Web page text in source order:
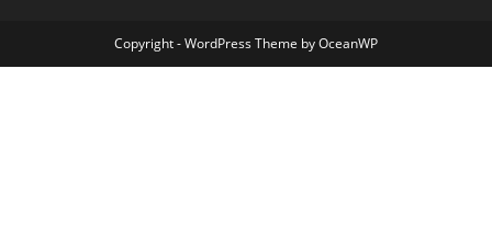
Copyright - WordPress Theme by OceanWP